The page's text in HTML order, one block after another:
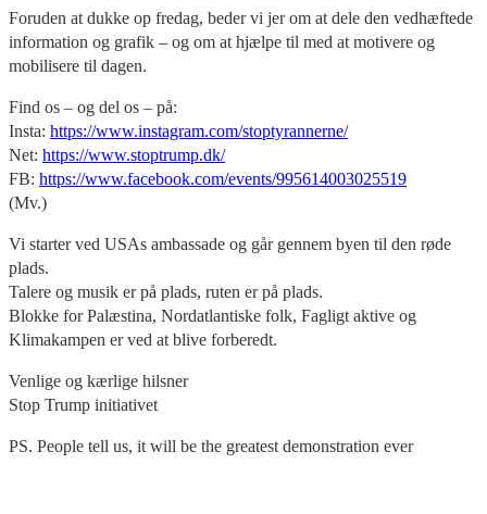
Foruden at dukke op fredag, beder vi jer om at dele den vedhæftede
information og grafik – og om at hjælpe til med at motivere og
mobilisere til dagen.
Find os – og del os – på:
Insta: https://www.instagram.com/stoptyrannerne/
Net: https://www.stoptrump.dk/
FB: https://www.facebook.com/events/995614003025519
(Mv.)
Vi starter ved USAs ambassade og går gennem byen til den røde
plads.
Talere og musik er på plads, ruten er på plads.
Blokke for Palæstina, Nordatlantiske folk, Fagligt aktive og
Klimakampen er ved at blive forberedt.
Venlige og kærlige hilsner
Stop Trump initiativet
PS. People tell us, it will be the greatest demonstration ever